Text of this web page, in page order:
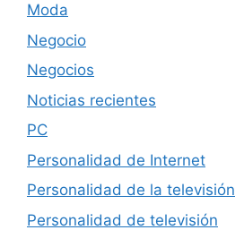
Moda
Negocio
Negocios
Noticias recientes
PC
Personalidad de Internet
Personalidad de la televisión
Personalidad de televisión